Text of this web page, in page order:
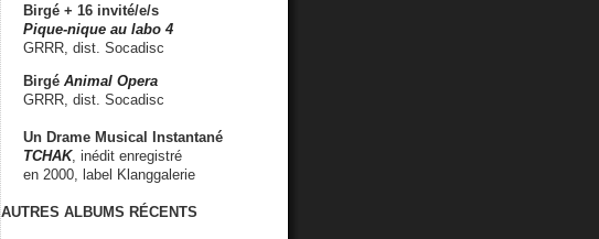
Birgé + 16 invité/e/s
Pique-nique au labo 4
GRRR, dist. Socadisc
Birgé Animal Opera
GRRR, dist. Socadisc
Un Drame Musical Instantané
TCHAK, inédit enregistré
en 2000, label Klanggalerie
AUTRES ALBUMS RÉCENTS